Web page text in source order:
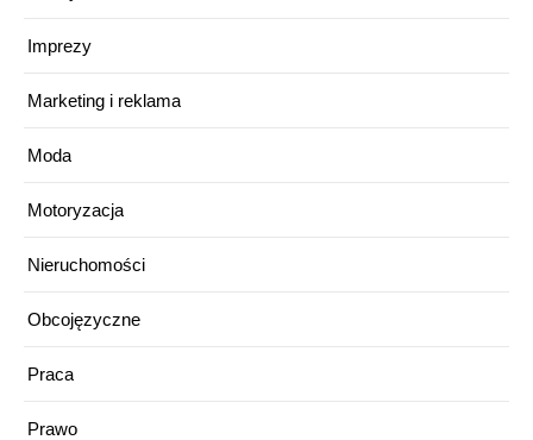
Imprezy
Marketing i reklama
Moda
Motoryzacja
Nieruchomości
Obcojęzyczne
Praca
Prawo